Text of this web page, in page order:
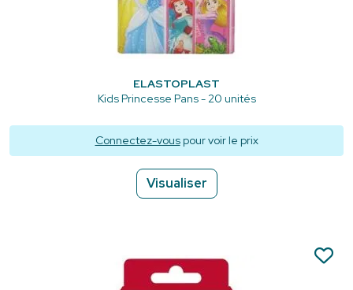
ELASTOPLAST
Kids Princesse Pans - 20 unités
Connectez-vouspour voir le prix
Visualiser